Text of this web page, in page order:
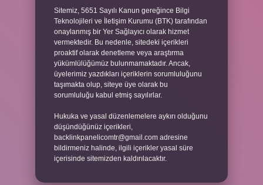
Sitemiz, 5651 Sayılı Kanun gereğince Bilgi
Teknolojileri ve İletişim Kurumu (BTK) tarafından
onaylanmış bir Yer Sağlayıcı olarak hizmet
vermektedir. Bu nedenle, sitedeki içerikleri
proaktif olarak denetleme veya araştırma
yükümlülüğümüz bulunmamaktadır. Ancak,
üyelerimiz yazdıkları içeriklerin sorumluluğunu
taşımakta olup, siteye üye olarak bu
sorumluluğu kabul etmiş sayılırlar.
Hukuka ve yasal düzenlemelere aykırı olduğunu
düşündüğünüz içerikleri,
backlinkpanelicomtr@gmail.com adresine
bildirmeniz halinde, ilgili içerikler yasal süre
içerisinde sitemizden kaldırılacaktır.